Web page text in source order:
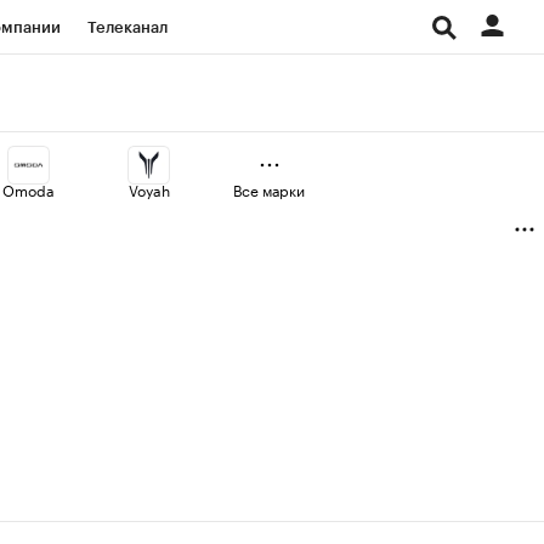
Телеканал
Проверка контрагентов
Omoda Voyah Все марки